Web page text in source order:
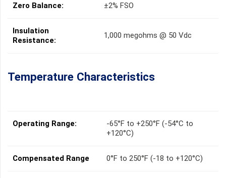
Zero Balance: ±2% FSO
Insulation
Resistance:
1,000 megohms @ 50 Vdc
Temperature Characteristics
Operating Range:
-65°F to +250°F (-54°C to
+120°C)
Compensated Range 0°F to 250°F (-18 to +120°C)